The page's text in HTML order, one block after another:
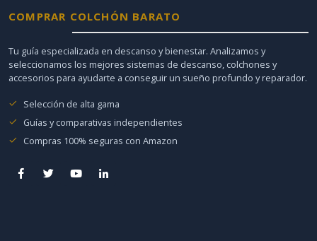
COMPRAR COLCHÓN BARATO
Tu guía especializada en descanso y bienestar. Analizamos y
seleccionamos los mejores sistemas de descanso, colchones y
accesorios para ayudarte a conseguir un sueño profundo y reparador.
Selección de alta gama
Guías y comparativas independientes
Compras 100% seguras con Amazon